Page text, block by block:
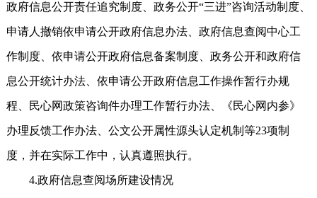
政府信息公开责任追究制度、政务公开“三进”咨询活动制度、
申请人撤销依申请公开政府信息办法、政府信息查阅中心工
作制度、依申请公开政府信息备案制度、政务公开和政府信
息公开统计办法、依申请公开政府信息工作操作暂行办规
程、民心网政策咨询件办理工作暂行办法、《民心网内参》
办理反馈工作办法、公文公开属性源头认定机制等23项制
度，并在实际工作中，认真遵照执行。
4.政府信息查阅场所建设情况